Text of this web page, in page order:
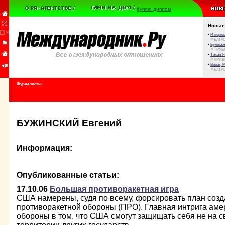
Куплю диплом
Новые
• И
//
•
//
• Тихая
//
• Виват,
//
Журналисты
БУЖИНСКИЙ Евгений
Информация:
Опубликованные статьи:
17.10.06 Большая противоракетная игра
США намерены, судя по всему, форсировать план
противоракетной обороны (ПРО). Главная интрига
обороны в том, что США смогут защищать себя не на